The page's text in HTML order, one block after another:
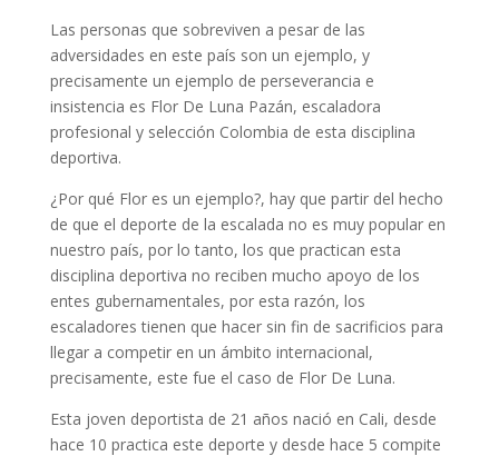
Las personas que sobreviven a pesar de las
adversidades en este país son un ejemplo, y
precisamente un ejemplo de perseverancia e
insistencia es Flor De Luna Pazán, escaladora
profesional y selección Colombia de esta disciplina
deportiva.
¿Por qué Flor es un ejemplo?, hay que partir del hecho
de que el deporte de la escalada no es muy popular en
nuestro país, por lo tanto, los que practican esta
disciplina deportiva no reciben mucho apoyo de los
entes gubernamentales, por esta razón, los
escaladores tienen que hacer sin fin de sacrificios para
llegar a competir en un ámbito internacional,
precisamente, este fue el caso de Flor De Luna.
Esta joven deportista de 21 años nació en Cali, desde
hace 10 practica este deporte y desde hace 5 compite